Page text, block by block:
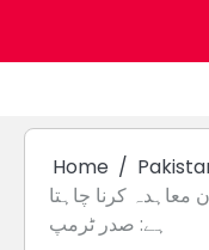
Home
معاہدہ کرنا چاہتا
ہے: صدر ٹرمپ